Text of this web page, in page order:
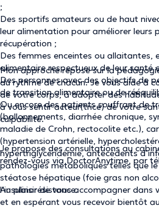
;
Des sportifs amateurs ou de haut
leur alimentation pour améliorer leurs
récupération ;
Des femmes enceintes ou allaitantes,
alimentaire respectueux de leur santé
Des personnes avec des objectifs de
de transition alimentaire ou de
Ou encore des patients souffrant de
(ballonnements, diarrhée chronique,
maladie de Crohn, rectocolite etc.),
(hypertension artérielle,
hypertriglycéridémie, antécédents
pathologies métaboliques telles que
stéatose hépatique (foie gras non
l’insulinorésistance.
Mon approche repose sur la
du rythme de chacun. Je vous aide à
de votre corps, à adopter des
à vous sentir acteur(trice) de votre
culpabilité.
Je propose des consultations au
rendez-vous via DoctorAnytime, par
Au plaisir de vous accompagner dans
et en espérant vous recevoir bientôt